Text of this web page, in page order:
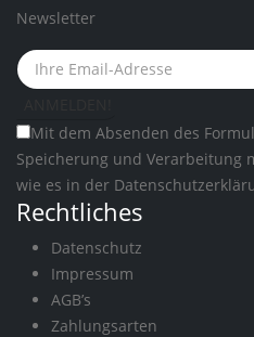
Newsletter
Mit dem Absenden des
Speicherung und Verarbeitung
wie es in der
Rechtliches
Datenschutz
Impressum
AGB’s
Zahlungsarten